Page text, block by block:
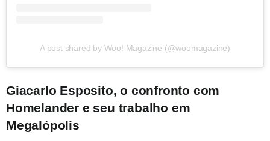
A post shared by Woo! Magazine (@woomagazine)
Giacarlo Esposito, o confronto com
Homelander e seu trabalho em
Megalópolis